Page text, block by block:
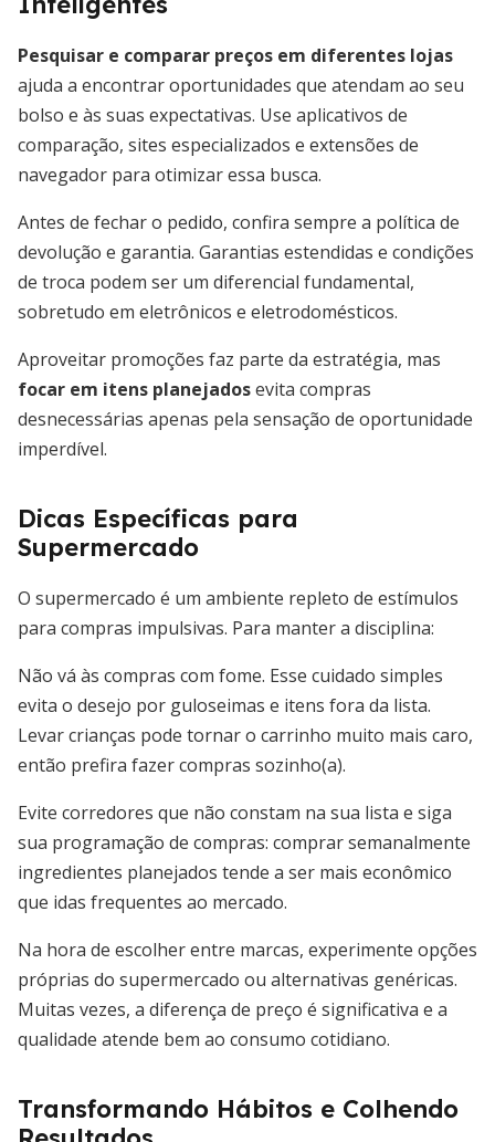
Pesquisar e comparar preços em diferentes lojas
ajuda a encontrar oportunidades que atendam ao seu
bolso e às suas expectativas. Use aplicativos de
comparação, sites especializados e extensões de
navegador para otimizar essa busca.
Antes de fechar o pedido, confira sempre a política de
devolução e garantia. Garantias estendidas e condições
de troca podem ser um diferencial fundamental,
sobretudo em eletrônicos e eletrodomésticos.
Aproveitar promoções faz parte da estratégia, mas
focar em itens planejadosevita compras
desnecessárias apenas pela sensação de oportunidade
imperdível.
Dicas Específicas para
Supermercado
O supermercado é um ambiente repleto de estímulos
para compras impulsivas. Para manter a disciplina:
Não vá às compras com fome. Esse cuidado simples
evita o desejo por guloseimas e itens fora da lista.
Levar crianças pode tornar o carrinho muito mais caro,
então prefira fazer compras sozinho(a).
Evite corredores que não constam na sua lista e siga
sua programação de compras: comprar semanalmente
ingredientes planejados tende a ser mais econômico
que idas frequentes ao mercado.
Na hora de escolher entre marcas, experimente opções
próprias do supermercado ou alternativas genéricas.
Muitas vezes, a diferença de preço é significativa e a
qualidade atende bem ao consumo cotidiano.
Transformando Hábitos e Colhendo